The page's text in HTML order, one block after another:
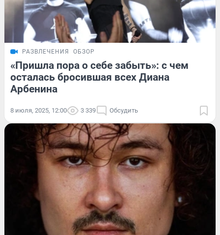
РАЗВЛЕЧЕНИЯ ОБЗОР
«Пришла пора о себе забыть»: с чем
осталась бросившая всех Диана
Арбенина
8 июля, 2025, 12:00 3 339 Обсудить